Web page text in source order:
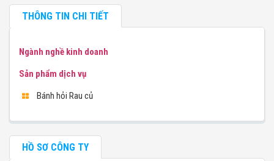
THÔNG TIN CHI TIẾT
Ngành nghề kinh doanh
Sản phẩm dịch vụ
Bánh hỏi Rau củ
HỒ SƠ CÔNG TY